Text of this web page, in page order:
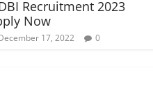
Recruitment 2023
Now
17, 2022 0